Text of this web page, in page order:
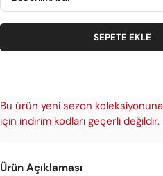
SEPETE EKLE
Bu ürün yeni sezon
için indirim kodları geçerli değildir.
Ürün Açıklaması